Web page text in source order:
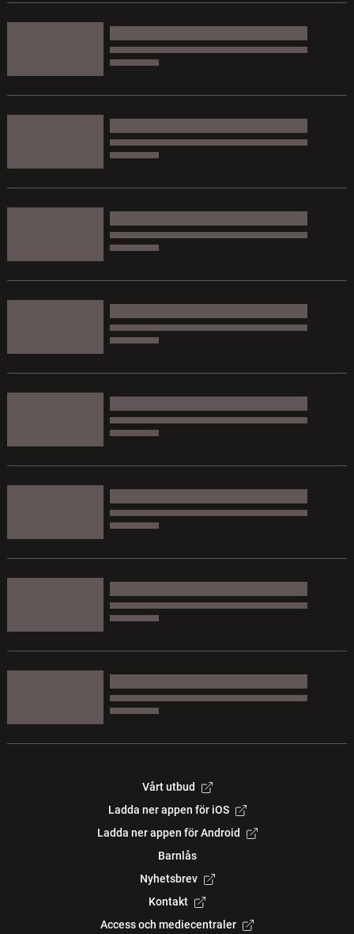
Vårt utbud
Ladda ner appen för iOS
Ladda ner appen för Android
Barnlås
Nyhetsbrev
Kontakt
Access och mediecentraler